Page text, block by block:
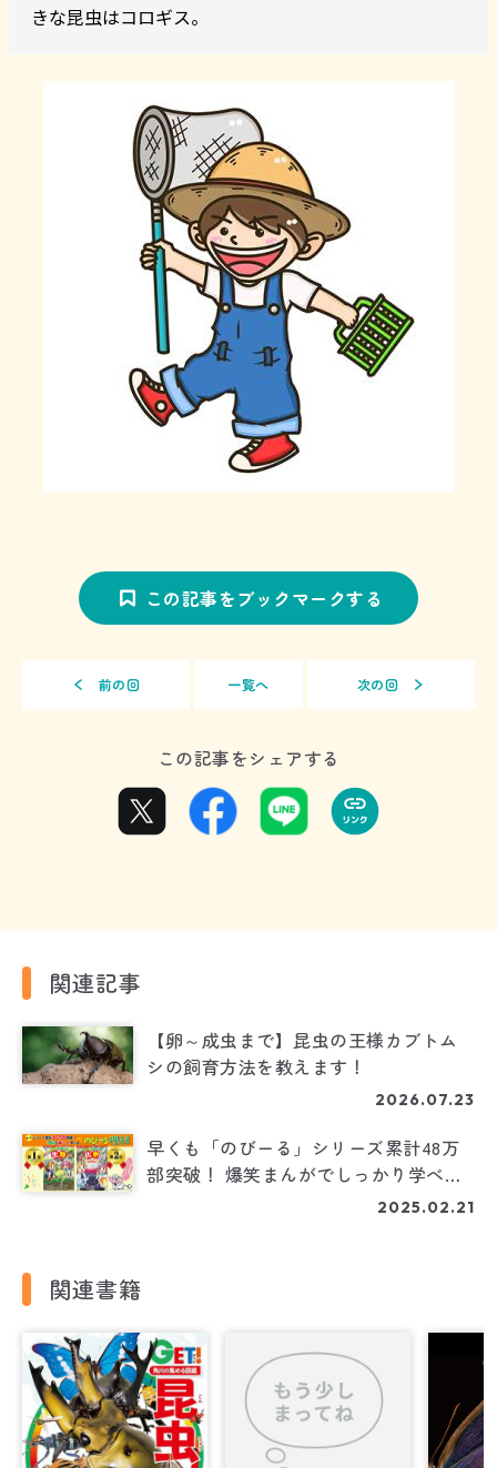
きな昆虫はコロギス。
この記事をブックマークする
前の回 一覧へ 次の回
この記事をシェアする
関連記事
【卵～成虫まで】昆虫の王様カブトム
シの飼育方法を教えます！
2026.07.23
早くも「のびーる」シリーズ累計48万
部突破！ 爆笑まんがでしっかり学べ
る！ 角川まんが学習シリーズ「のびー
2025.02.21
関連書籍